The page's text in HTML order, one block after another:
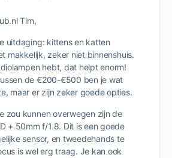
Tim,
uitdaging: kittens en katten
makkelijk, zeker niet binnenshuis.
hebt, dat helpt enorm!
de €200-€500 ben je wat
maar er zijn zeker goede opties.
zou kunnen overwegen zijn de
+ 50mm f/1.8. Dit is een goede
sensor, en tweedehands te
is wel erg traag. Je kan ook